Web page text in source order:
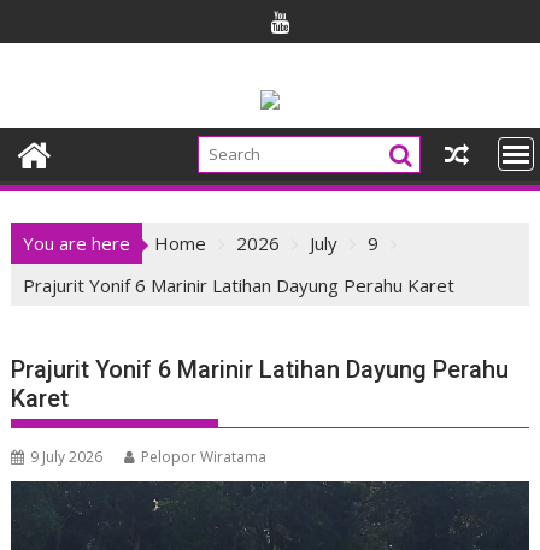
to
You are here Home 2026 July
9
Prajurit Yonif 6 Marinir Latihan Dayung Perahu Karet
Prajurit Yonif 6 Marinir Latihan Dayung Perahu
Karet
9 July 2026 Pelopor Wiratama